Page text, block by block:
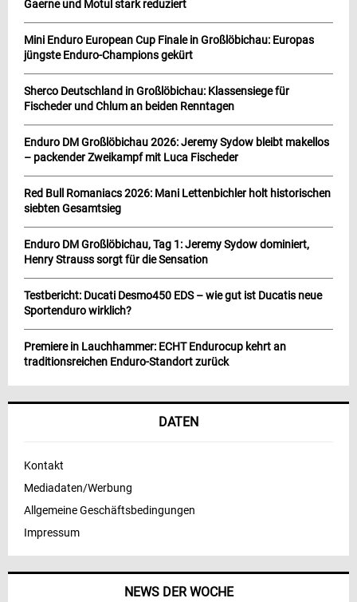
NEWS DER WOCHE
Gaerne und Motul stark reduziert
Mini Enduro European Cup Finale in Großlöbichau: Europas
jüngste Enduro-Champions gekürt
Sherco Deutschland in Großlöbichau: Klassensiege für
Fischeder und Chlum an beiden Renntagen
Enduro DM Großlöbichau 2026: Jeremy Sydow bleibt makellos
– packender Zweikampf mit Luca Fischeder
Red Bull Romaniacs 2026: Mani Lettenbichler holt historischen
siebten Gesamtsieg
Enduro DM Großlöbichau, Tag 1: Jeremy Sydow dominiert,
Henry Strauss sorgt für die Sensation
Testbericht: Ducati Desmo450 EDS – wie gut ist Ducatis neue
Sportenduro wirklich?
Premiere in Lauchhammer: ECHT Endurocup kehrt an
traditionsreichen Enduro-Standort zurück
DATEN
Kontakt
Mediadaten/Werbung
Allgemeine Geschäftsbedingungen
Impressum